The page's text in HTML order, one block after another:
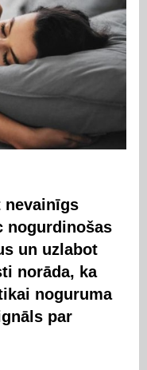
nevainīgs
nogurdinošas
un uzlabot
norāda, ka
noguruma
par